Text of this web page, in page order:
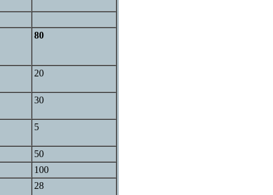
80
20
30
5
50
100
28